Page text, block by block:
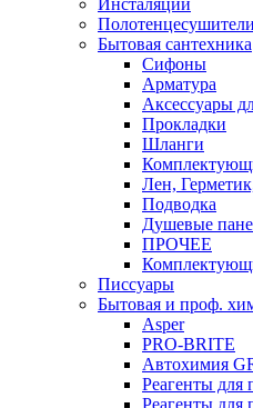
Инсталяции
Полотенцесушители
Бытовая сантехника
Сифоны
Арматура
Аксессуары
Прокладки
Шланги
Лен,
Подводка
Душевые
ПРОЧЕЕ
Писсуары
Бытовая и проф.
Asper
PRO-BRITE
Автохимия
Реагенты для
Реагенты для